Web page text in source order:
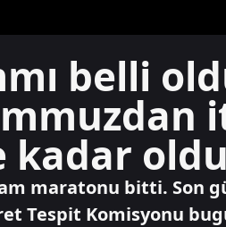
belli
maratonu bitti. Son
Tespit Komisyonu